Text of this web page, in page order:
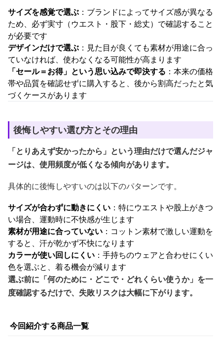
サイズを感覚で選ぶ ：ブランドによってサイズ感が異なる
ため、必ず実寸（ウエスト・股下・総丈）で確認すること
が必要です
デザインだけで選ぶ ：見た目が良くても素材が用途に合っ
ていなければ、使わなくなる可能性が高まります
「セール＝お得」という思い込みで即決する ：本来の価格
帯や品質を確認せずに購入すると、後から割高だったと気
づくケースがあります
後悔しやすい選び方とその理由
「とりあえず安かったから」という理由だけで選んだジャ
ージは、使用頻度が低くなる傾向があります。
具体的に後悔しやすいのは以下のパターンです。
サイズが合わずに動きにくい ：特にウエストや股上がきつ
い場合、運動時に不快感が生じます
素材が用途に合っていない ：コットン素材で激しい運動を
すると、汗が乾かず不快になります
カラーが使い回しにくい ：手持ちのウェアと合わせにくい
色を選ぶと、着る機会が減ります
選ぶ前に「何のために・どこで・どれくらい使うか」を一
度確認するだけで、失敗リスクは大幅に下がります。
今回紹介する商品一覧